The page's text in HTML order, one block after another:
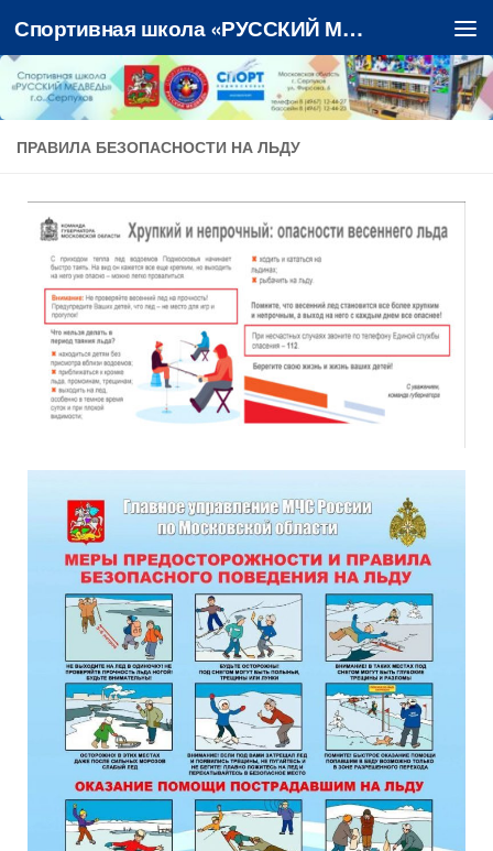
Перейти к содержимому Спортивная школа «РУССКИЙ МЕДВЕДЬ»
ПРАВИЛА БЕЗОПАСНОСТИ НА ЛЬДУ